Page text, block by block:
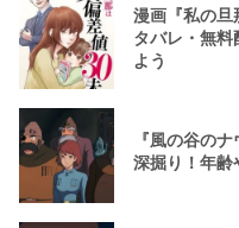
漫画『私の旦
タバレ・無
よう
『風の谷の
深掘り！年